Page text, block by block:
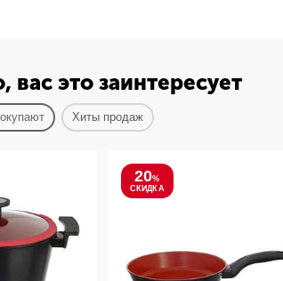
это заинтересует
Хиты продаж
20%
СКИДКА